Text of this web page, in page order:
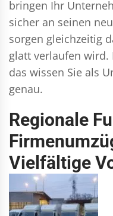
bringen Ihr
sicher an seinen
sorgen gleichzeitig
glatt verlaufen wird.
das wissen Sie als
genau.
Regionale
Vielfältige